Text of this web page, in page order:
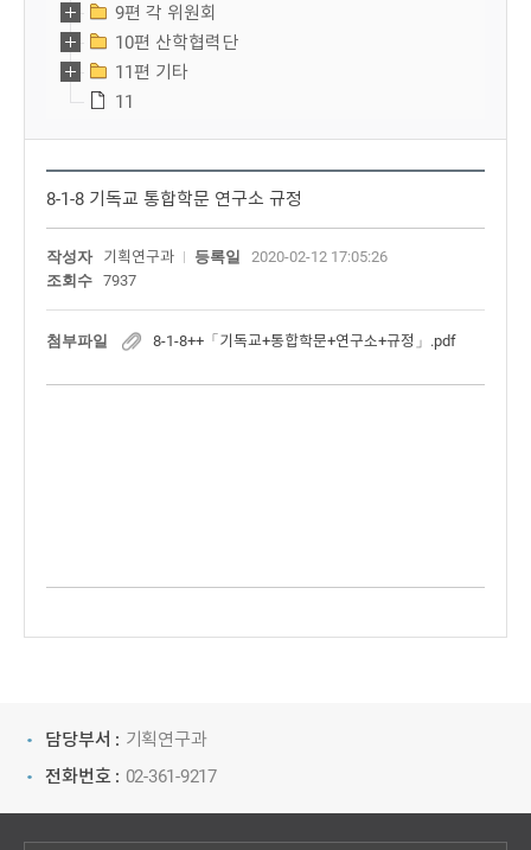
9편 각 위원회
10편 산학협력단
11편 기타
11
8-1-8 기독교 통합학문 연구소 규정
작성자 기획연구과 등록일
2020-02-12 17:05:26
조회수
7937
첨부파일 8-1-8++「기독교+통합학문+연구소+규정」.pdf
담당부서 : 기획연구과
전화번호 : 02-361-9217